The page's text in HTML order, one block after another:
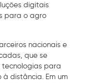
digitais
para o agro
nacionais e
que se
tecnologias para
distância. Em um